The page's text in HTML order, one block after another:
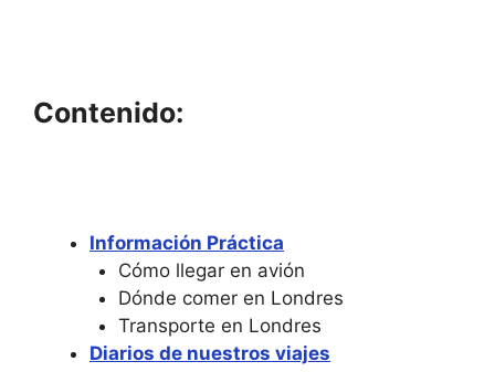
Contenido:
Información Práctica
Cómo llegar en avión
Dónde comer en Londres
Transporte en Londres
Diarios de nuestros viajes